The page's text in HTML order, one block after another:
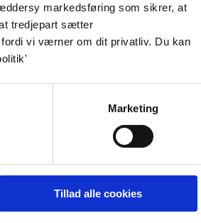
markedsføring som sikrer, at
tredjepart sætter
vi værner om dit privatliv. Du kan
Marketing
Tillad alle cookies